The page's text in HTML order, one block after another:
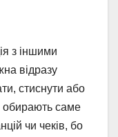
з іншими
відразу
стиснути або
обирають саме
чи чеків, бо